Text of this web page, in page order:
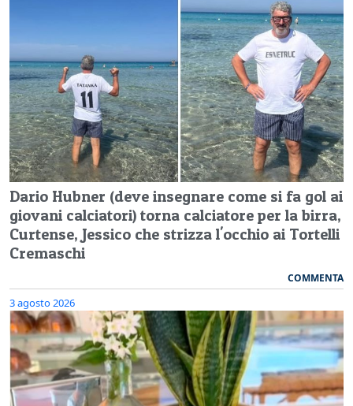
Dario Hubner (deve insegnare come si fa gol ai
giovani calciatori) torna calciatore per la birra,
Curtense, Jessico che strizza l'occhio ai Tortelli
Cremaschi
COMMENTA
3 agosto 2026